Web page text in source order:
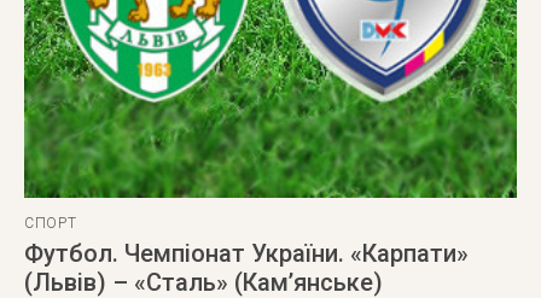
СПОРТ
Футбол. Чемпіонат України. «Карпати»
(Львів) – «Сталь» (Кам’янське)